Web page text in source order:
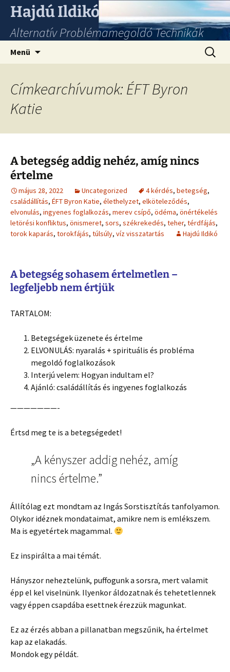
Hajdú Ildikó
Alternatív Problémamegoldó Technikák
Menü
Címkearchívumok: ÉFT Byron
Katie
A betegség addig nehéz, amíg nincs
értelme
május 28, 2022 Uncategorized 4 kérdés, betegség,
családállítás, ÉFT Byron Katie, élethelyzet, elköteleződés,
elvonulás, ingyenes foglalkozás, merev csípő, ödéma, önértékelés
letörési konfliktus, önismeret, sors, székrekedés, teher, térdfájás,
torok kaparás, torokfájás, túlsúly, víz visszatartás Hajdú Ildikó
A betegség sohasem értelmetlen –
legfeljebb nem értjük
TARTALOM:
Betegségek üzenete és értelme
ELVONULÁS: nyaralás + spirituális és probléma
megoldó foglalkozások
Interjú velem: Hogyan indultam el?
Ajánló: családállítás és ingyenes foglalkozás
———————-
Értsd meg te is a betegségedet!
„A kényszer addig nehéz, amíg
nincs értelme.”
Állítólag ezt mondtam az Ingás Sorstisztítás tanfolyamon.
Olykor idéznek mondataimat, amikre nem is emlékszem.
Ma is egyetértek magammal.
Ez inspirálta a mai témát.
Hányszor neheztelünk, puffogunk a sorsra, mert valamit
épp el kel viselnünk. Ilyenkor áldozatnak és tehetetlennek
vagy éppen csapdába esettnek érezzük magunkat.
Ez az érzés abban a pillanatban megszűnik, ha értelmet
kap az elakadás.
Mondok egy példát.